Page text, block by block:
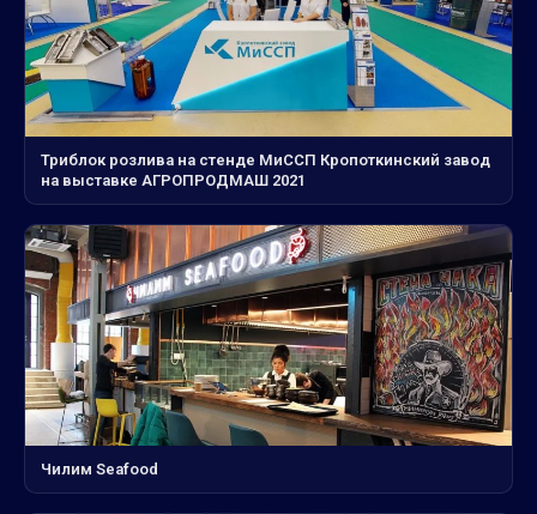
Триблок розлива на стенде МиССП Кропоткинский завод
на выставке АГРОПРОДМАШ 2021
Чилим Seafood